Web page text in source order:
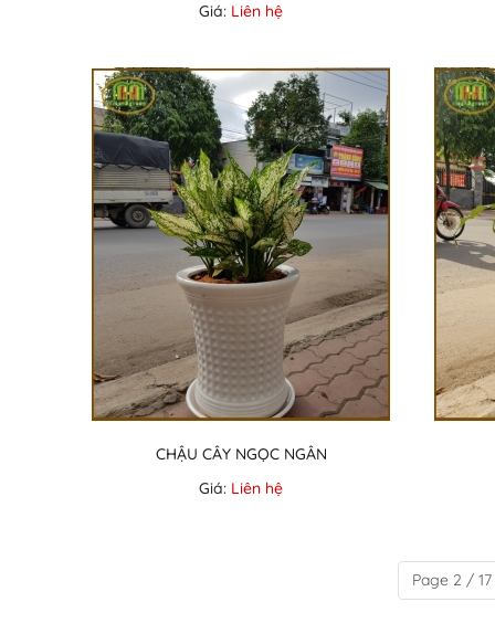
Giá: Liên hệ
CHẬU CÂY NGỌC NGÂN
Giá: Liên hệ
Page 2 / 17